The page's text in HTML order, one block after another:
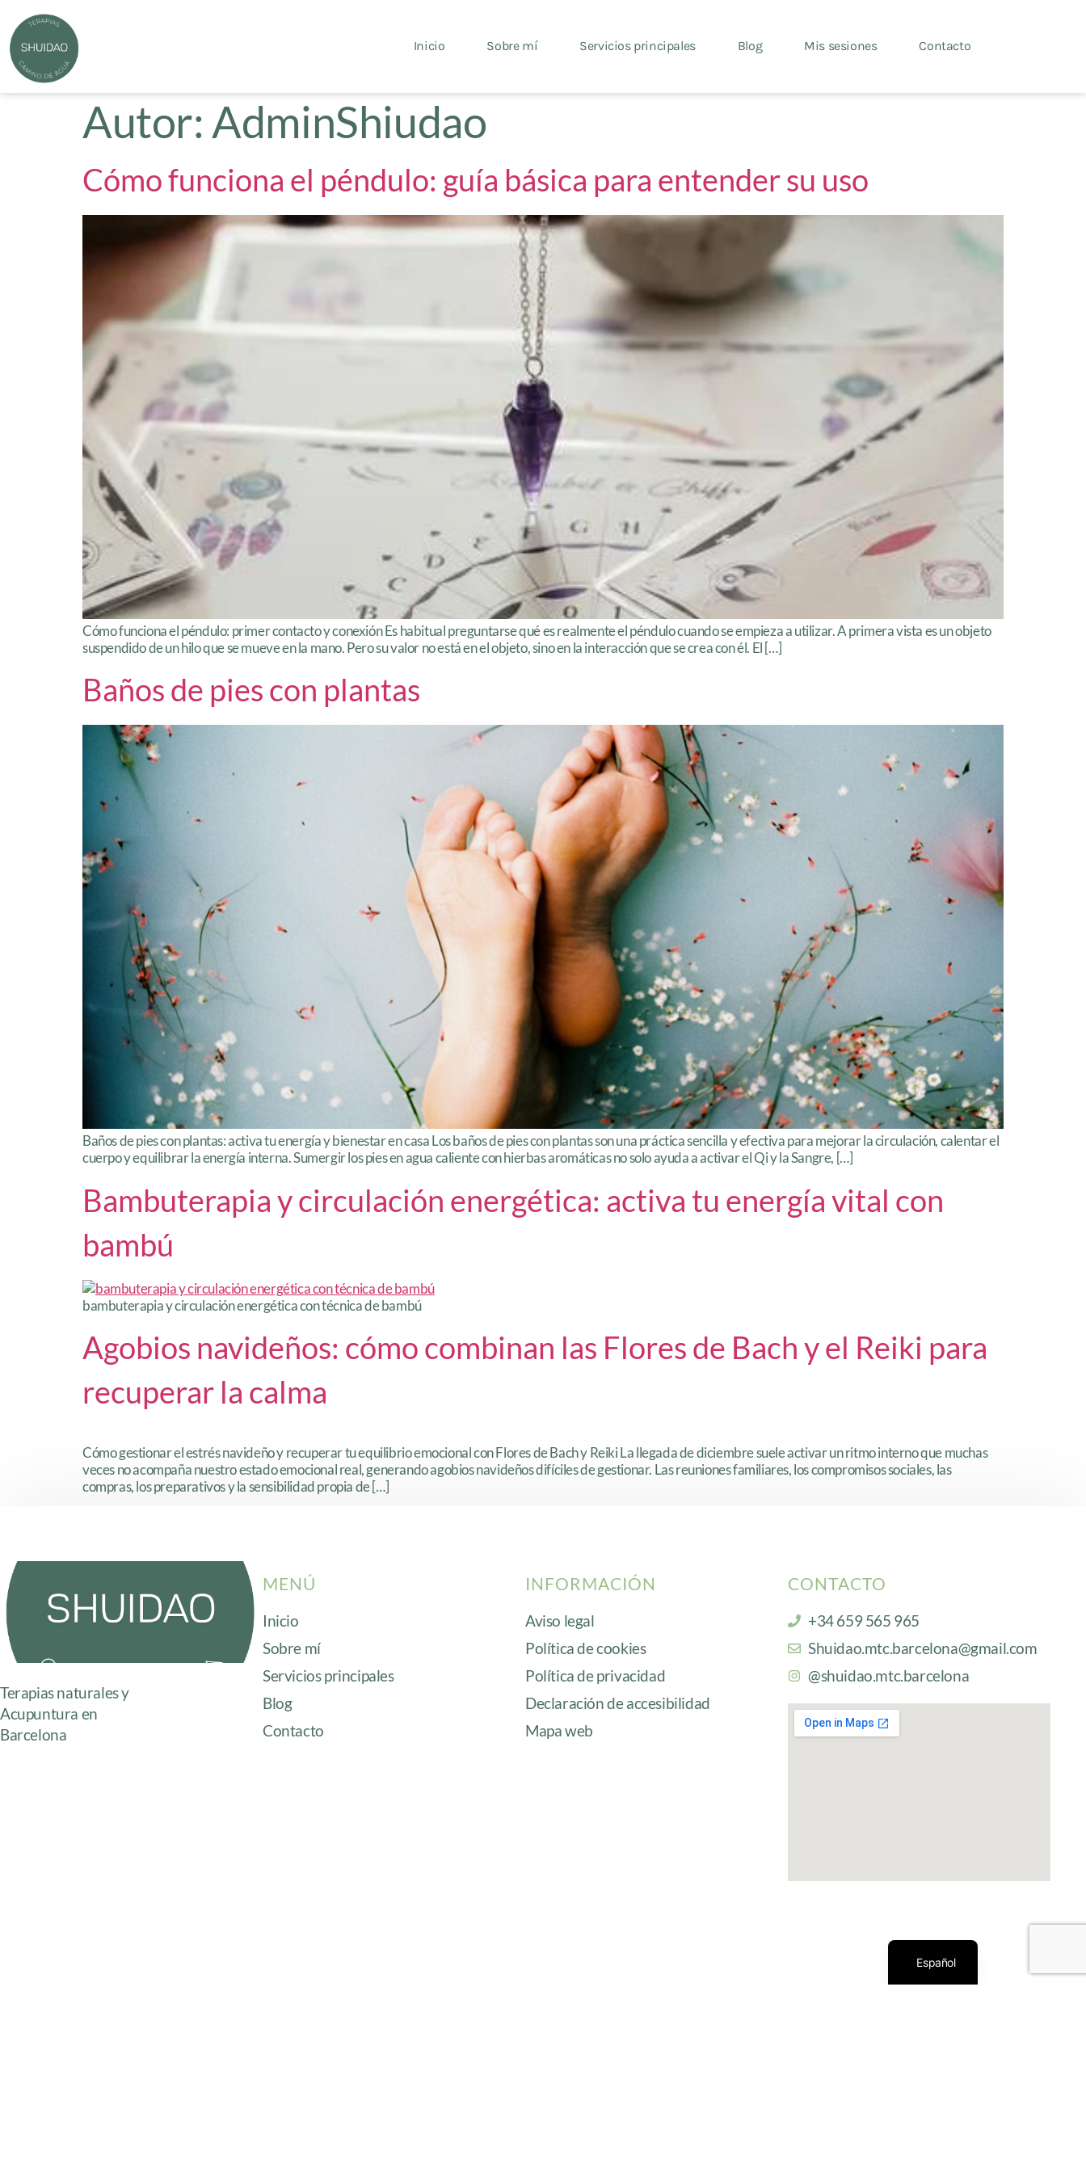
Inicio Sobre mí Servicios principales Blog Mis sesiones Contacto
Autor: AdminShiudao
Cómo funciona el péndulo: guía básica para entender su uso
Cómo funciona el péndulo: primer contacto y conexión Es habitual preguntarse qué es realmente el péndulo cuando se empieza a utilizar. A primera vista es un objeto
suspendido de un hilo que se mueve en la mano. Pero su valor no está en el objeto, sino en la interacción que se crea con él. El […]
Baños de pies con plantas
Baños de pies con plantas: activa tu energía y bienestar en casa Los baños de pies con plantas son una práctica sencilla y efectiva para mejorar la circulación, calentar el
cuerpo y equilibrar la energía interna. Sumergir los pies en agua caliente con hierbas aromáticas no solo ayuda a activar el Qi y la Sangre, […]
Bambuterapia y circulación energética: activa tu energía vital con
bambú
bambuterapia y circulación energética con técnica de bambú
Agobios navideños: cómo combinan las Flores de Bach y el Reiki para
recuperar la calma
Cómo gestionar el estrés navideño y recuperar tu equilibrio emocional con Flores de Bach y Reiki La llegada de diciembre suele activar un ritmo interno que muchas
veces no acompaña nuestro estado emocional real, generando agobios navideños difíciles de gestionar. Las reuniones familiares, los compromisos sociales, las
compras, los preparativos y la sensibilidad propia de […]
Terapias naturales y
Acupuntura en
Barcelona
MENÚ
Inicio
Sobre mí
Servicios principales
Blog
Contacto
INFORMACIÓN
Aviso legal
Política de cookies
Política de privacidad
Declaración de accesibilidad
Mapa web
CONTACTO
+34 659 565 965
Shuidao.mtc.barcelona@gmail.com
@shuidao.mtc.barcelona
Español